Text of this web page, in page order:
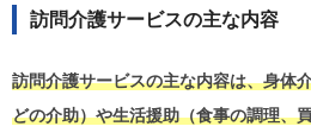
訪問介護サービスの主な内容
訪問介護サービスの主な内容は、身体
どの介助）や生活援助（食事の調理、